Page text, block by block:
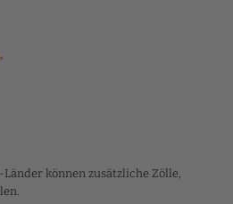
können zusätzliche Zölle,